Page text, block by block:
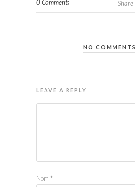
0 Comments Share
NO COMMENTS
LEAVE A REPLY
Nom *